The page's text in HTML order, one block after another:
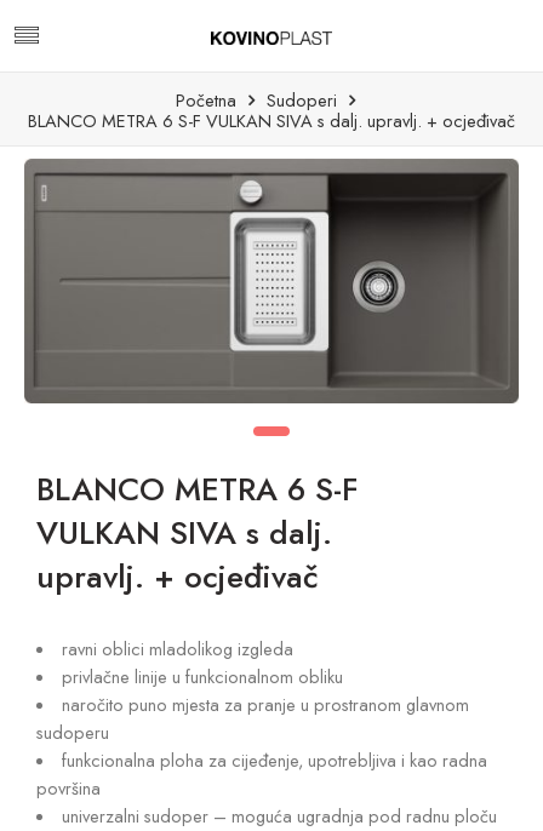
Početna
Sudoperi
BLANCO METRA 6 S-F VULKAN SIVA s dalj. upravlj. + ocjeđivač
BLANCO METRA 6 S-F
VULKAN SIVA s dalj.
upravlj. + ocjeđivač
ravni oblici mladolikog izgleda
privlačne linije u funkcionalnom obliku
naročito puno mjesta za pranje u prostranom glavnom
sudoperu
funkcionalna ploha za cijeđenje, upotrebljiva i kao radna
površina
univerzalni sudoper – moguća ugradnja pod radnu ploču